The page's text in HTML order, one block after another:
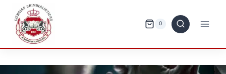
Saltar
contenido
0